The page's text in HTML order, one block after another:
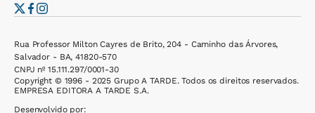
Rua Professor Milton Cayres de Brito, 204 - Caminho das Árvores,
Salvador - BA, 41820-570
CNPJ nº 15.111.297/0001-30
Copyright © 1996 - 2025 Grupo A TARDE. Todos os direitos reservados.
EMPRESA EDITORA A TARDE S.A.
Desenvolvido por: